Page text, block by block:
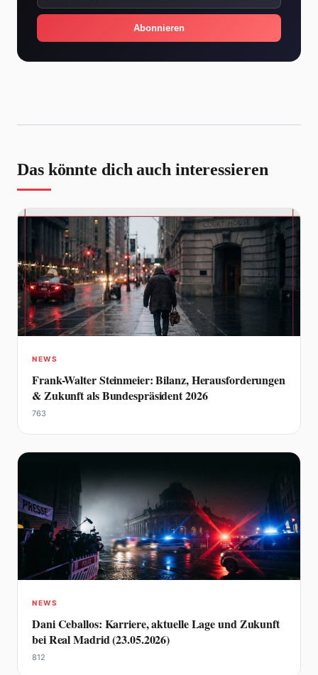
Abonnieren
Das könnte dich auch interessieren
NEWS
Frank-Walter Steinmeier: Bilanz, Herausforderungen
& Zukunft als Bundespräsident 2026
763
NEWS
Dani Ceballos: Karriere, aktuelle Lage und Zukunft
bei Real Madrid (23.05.2026)
812